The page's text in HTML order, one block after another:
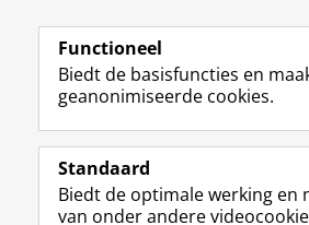
Laatst gewijzigd: 11 november
Volg de RUG
F
a
e
L
i
k
Studiekiezers
Functioneel
Biedt de basisfuncties en
geanonimiseerde cookies.
Standaard
Biedt de optimale werking en
van onder andere